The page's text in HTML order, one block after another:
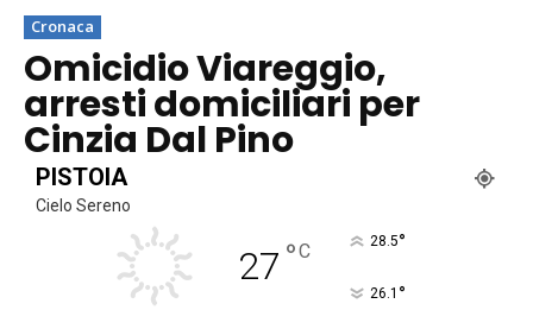
Cronaca
Omicidio Viareggio,
arresti domiciliari per
Cinzia Dal Pino
PISTOIA
Cielo Sereno
27 °C 28.5°
26.1 °